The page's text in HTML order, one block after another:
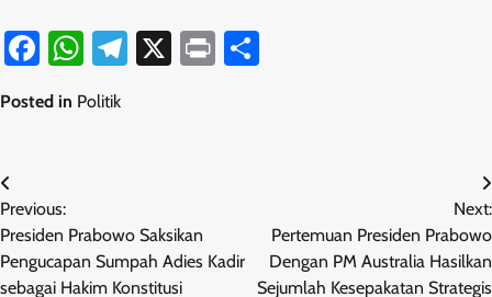
Facebook
WhatsApp
Telegram
X Print
Posted in Politik
Navigasi
pos
Previous:
Presiden Prabowo Saksikan
Pengucapan Sumpah Adies Kadir
sebagai Hakim Konstitusi
Next:
Pertemuan Presiden Prabowo
Dengan PM Australia Hasilkan
Sejumlah Kesepakatan Strategis